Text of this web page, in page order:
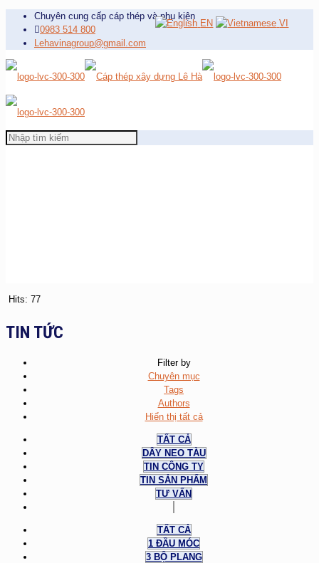
Chuyên cung cấp cáp thép và phụ kiện
0983 514 800
Lehavinagroup@gmail.com
Hits: 77
TIN TỨC
Filter by
Chuyên mục
Tags
Authors
Hiển thị tất cả
TẤT CẢ
DÂY NEO TÀU
TIN CÔNG TY
TIN SẢN PHẨM
TƯ VẤN
TẤT CẢ
1 ĐẦU MÓC
3 BỘ PLANG
EN VI